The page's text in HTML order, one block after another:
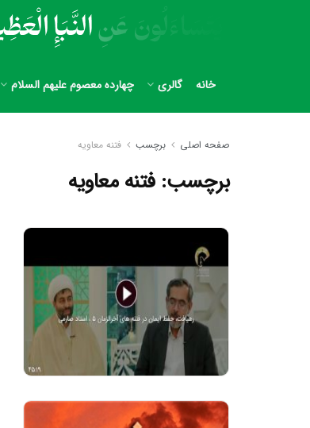
خانه گالری چهارده معصوم علیهم السلام
صفحه اصلی برچسب فتنه معاویه
برچسب:فتنه معاویه